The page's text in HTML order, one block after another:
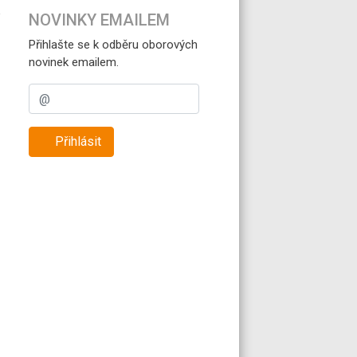
NOVINKY EMAILEM
Přihlašte se k odběru oborových
novinek emailem.
Přihlásit